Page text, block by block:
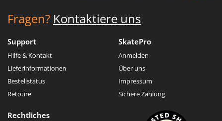
Fragen? Kontaktiere uns
Support
Hilfe & Kontakt
Lieferinformationen
Bestellstatus
Retoure
SkatePro
Anmelden
Über uns
Impressum
Sichere Zahlung
Rechtliches